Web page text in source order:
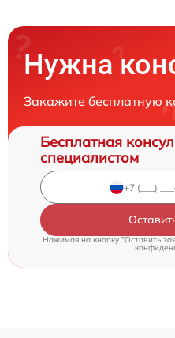
Нужна
Закажите бесплатную
Бесплатная
специалистом
Нажимая на кнопку "Оставить